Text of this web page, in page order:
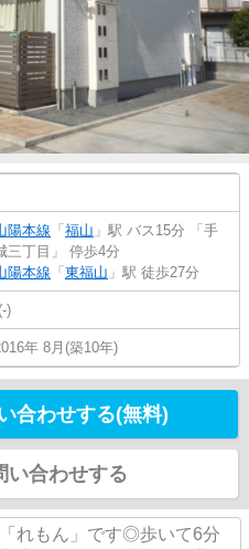
陽本線 「 福山 」駅 バス15分 「手
三丁目」 停歩4分
陽本線 「 東福山 」駅 徒歩27分
)
年 8月(築10年)
合わせする(無料)
い合わせする
れもん」です◎歩いて6分